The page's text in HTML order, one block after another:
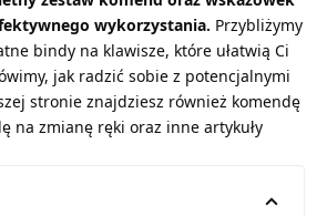
wykorzystania. Przybliżymy
bindy na klawisze, które ułatwią Ci
jak radzić sobie z potencjalnymi
stronie znajdziesz również komendę
na zmianę ręki oraz inne artykuły